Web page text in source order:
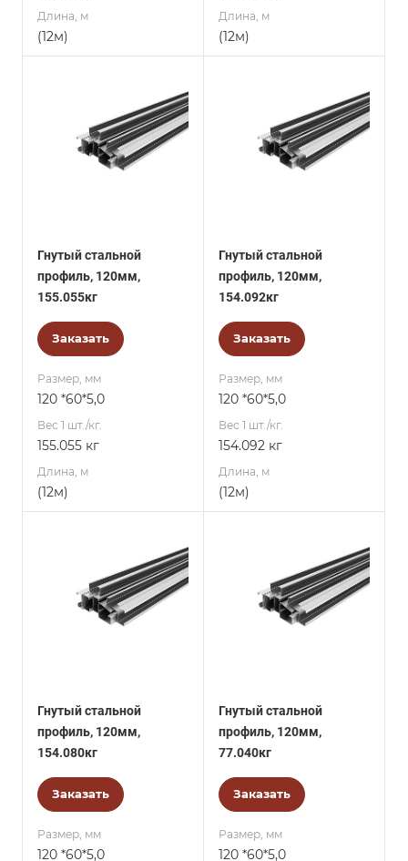
Длина, м
(12м)
Длина, м
(12м)
Гнутый стальной
профиль, 120мм,
155.055кг
Заказать
Размер, мм
120 *60*5,0
Вес 1 шт./кг.
155.055 кг
Длина, м
(12м)
Гнутый стальной
профиль, 120мм,
154.092кг
Заказать
Размер, мм
120 *60*5,0
Вес 1 шт./кг.
154.092 кг
Длина, м
(12м)
Гнутый стальной
профиль, 120мм,
154.080кг
Заказать
Размер, мм
120 *60*5,0
Гнутый стальной
профиль, 120мм,
77.040кг
Заказать
Размер, мм
120 *60*5,0